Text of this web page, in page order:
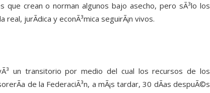
que crean o norman algunos bajo asecho, pero sÃ³lo los
jurÃ­dica y econÃ³mica seguirÃ¡n vivos.
un transitorio por medio del cual los recursos de los
de la FederaciÃ³n, a mÃ¡s tardar, 30 dÃ­as despuÃ©s